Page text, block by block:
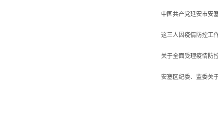
中国共产党延安市安
这三人因疫情防控工
关于全面受理疫情防
安塞区纪委、监委关